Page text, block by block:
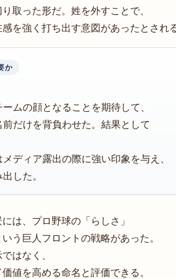
取った形だ。姓を外すことで、
を強く打ち出す意図があったとされ
か
ムの顔となることを期待して、
だけを背負わせた。結果として
ディア露出の際に強い印象を与え、
した。
は、プロ野球の「らしさ」
う巨人フロントの戦略があった。
はなく、
値を高める命名と評価できる。